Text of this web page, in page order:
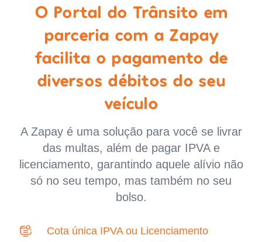
O Portal do Trânsito em
parceria com a Zapay
facilita o pagamento de
diversos débitos do seu
veículo
A Zapay é uma solução para você se livrar
das multas, além de pagar IPVA e
licenciamento, garantindo aquele alívio não
só no seu tempo, mas também no seu
bolso.
Cota única IPVA ou Licenciamento